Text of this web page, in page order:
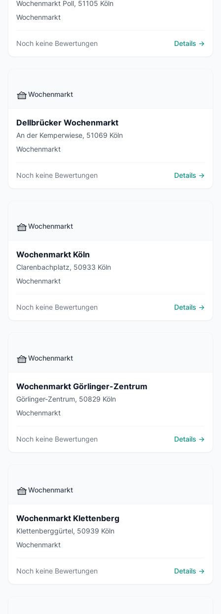
Wochenmarkt Poll, 51105 Köln
Wochenmarkt
Noch keine Bewertungen Details →
🧺Wochenmarkt
Dellbrücker Wochenmarkt
An der Kemperwiese, 51069 Köln
Wochenmarkt
Noch keine Bewertungen Details →
🧺Wochenmarkt
Wochenmarkt Köln
Clarenbachplatz, 50933 Köln
Wochenmarkt
Noch keine Bewertungen Details →
🧺Wochenmarkt
Wochenmarkt Görlinger-Zentrum
Görlinger-Zentrum, 50829 Köln
Wochenmarkt
Noch keine Bewertungen Details →
🧺Wochenmarkt
Wochenmarkt Klettenberg
Klettenberggürtel, 50939 Köln
Wochenmarkt
Noch keine Bewertungen Details →